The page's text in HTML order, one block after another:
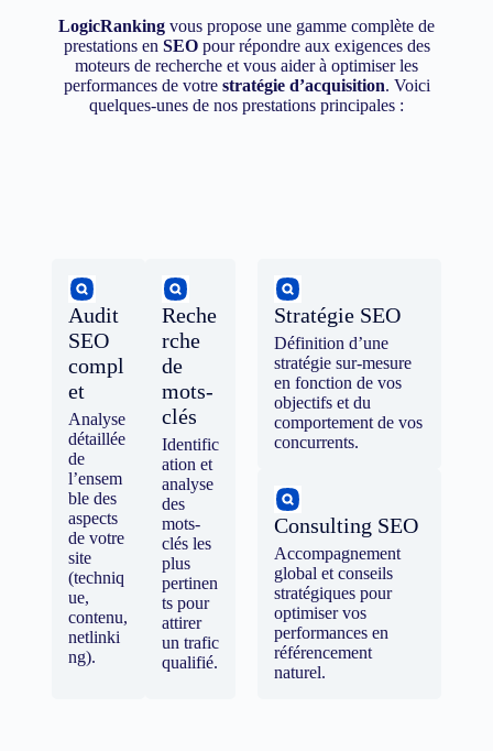
LogicRanking vous propose une gamme complète de
prestations en SEOpour répondre aux exigences des
moteurs de recherche et vous aider à optimiser les
performances de votre stratégie d’acquisition. Voici
quelques-unes de nos prestations principales :
Audit
SEO
compl
et
Analyse
détaillée
de
l’ensem
ble des
aspects
de votre
site
(techniq
ue,
contenu,
netlinki
ng).
Reche
rche
de
mots-
clés
Identific
ation et
analyse
des
mots-
clés les
plus
pertinen
ts pour
attirer
un trafic
qualifié.
Stratégie SEO
Définition d’une
stratégie sur-mesure
en fonction de vos
objectifs et du
comportement de vos
concurrents.
Consulting SEO
Accompagnement
global et conseils
stratégiques pour
optimiser vos
performances en
référencement
naturel.